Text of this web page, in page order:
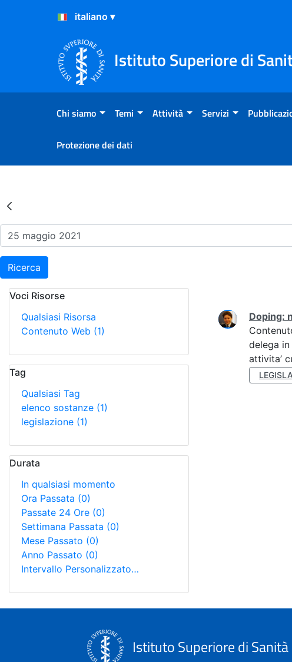
Salta al Contenuto
Salta al Footer
Istituto Superiore di
Chi siamo Temi Attività Servizi
Protezione dei dati
Risultati della Ricerca - Eventi
Ricerca
Voci Risorse
Qualsiasi Risorsa
Contenuto Web (1)
Tag
Qualsiasi Tag
elenco sostanze (1)
legislazione (1)
Durata
In qualsiasi momento
Ora Passata (0)
Passate 24 Ore (0)
Settimana Passata (0)
Mese Passato (0)
Anno Passato (0)
Intervallo Personalizzato…
Ricerca
Doping:
delega
attivita’
Istituto Superiore di Sanità